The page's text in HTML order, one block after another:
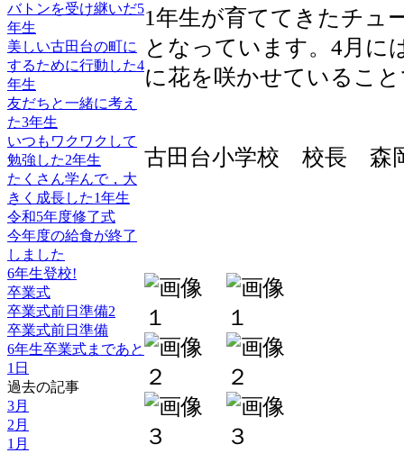
バトンを受け継いだ5
年生
美しい古田台の町に
するために行動した4
年生
友だちと一緒に考え
た3年生
いつもワクワクして
勉強した2年生
たくさん学んで，大
きく成長した1年生
令和5年度修了式
今年度の給食が終了
しました
6年生登校!
卒業式
卒業式前日準備2
卒業式前日準備
6年生卒業式まであと
1日
過去の記事
3月
2月
1月
1年生が育ててきたチュ
となっています。4月に
に花を咲かせているこ
古田台小学校 校長 森